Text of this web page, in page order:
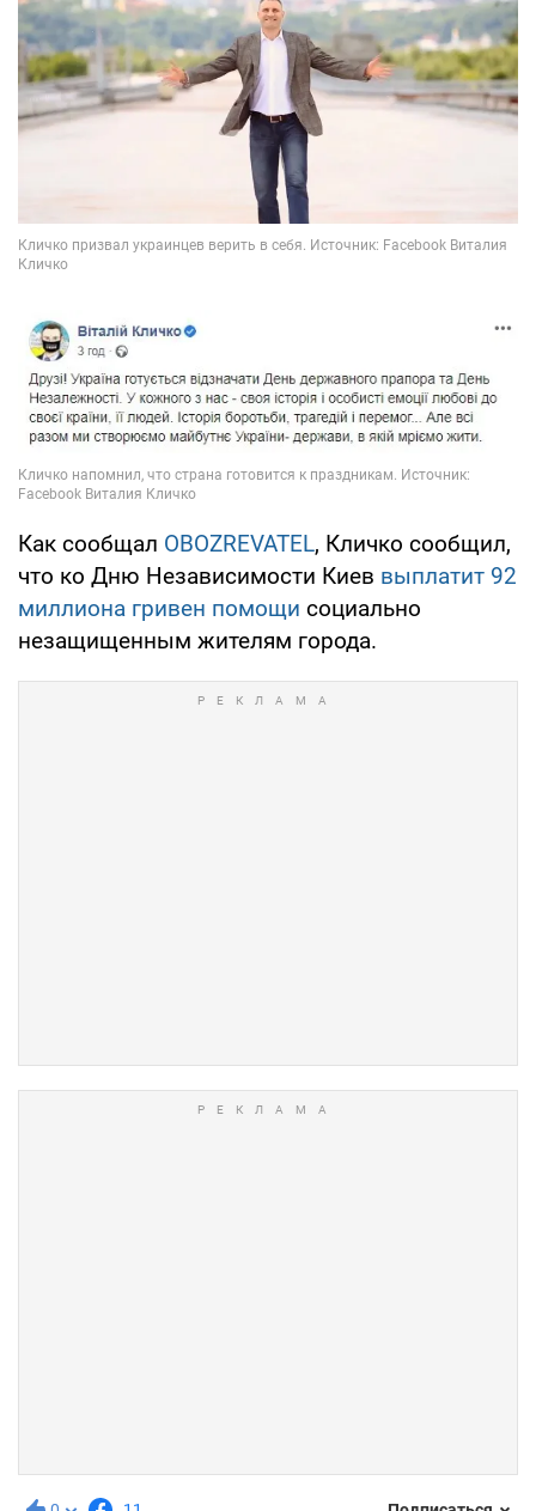
Как сообщал OBOZREVATEL, Кличко сообщил,
что ко Дню Независимости Киев выплатит 92
миллиона гривен помощи социально
незащищенным жителям города.